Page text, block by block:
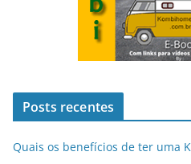
Posts recentes
Quais os benefícios de ter uma